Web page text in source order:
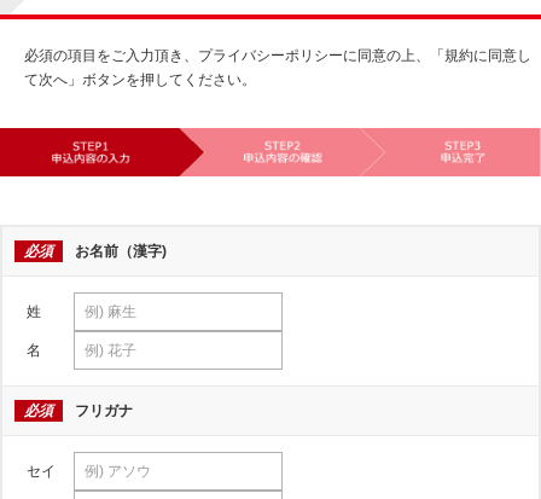
必須の項目をご入力頂き、プライバシーポリシーに同意の上、「規約に同意し
て次へ」ボタンを押してください。
必須 お名前（漢字)
姓
名
必須 フリガナ
セイ